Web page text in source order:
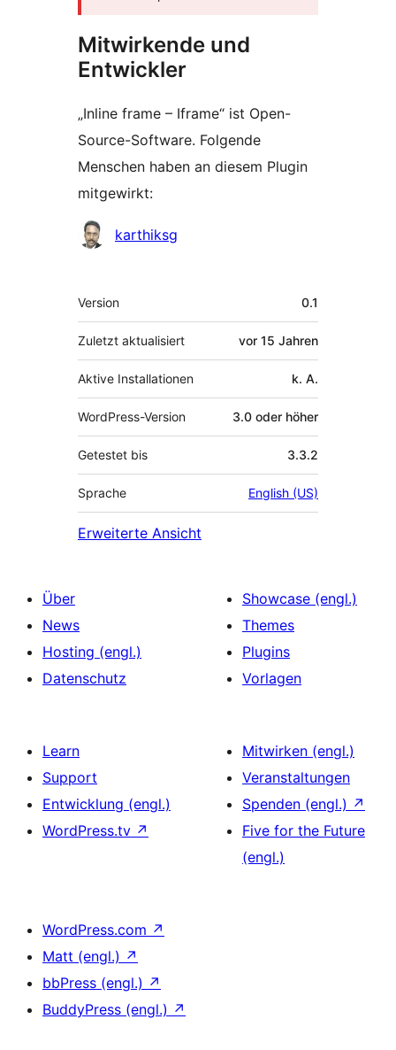
Mitwirkende und
Entwickler
„Inline frame – Iframe“ ist Open-
Source-Software. Folgende
Menschen haben an diesem Plugin
mitgewirkt:
Mitwirkende
karthiksg
Meta
Version 0.1
Zuletzt aktualisiert vor 15 Jahren
Aktive Installationen k. A.
WordPress-Version 3.0 oder höher
Getestet bis 3.3.2
Sprache English (US)
Erweiterte Ansicht
Über
News
Hosting (engl.)
Datenschutz
Showcase (engl.)
Themes
Plugins
Vorlagen
Learn
Support
Entwicklung (engl.)
WordPress.tv ↗
Mitwirken (engl.)
Veranstaltungen
Spenden (engl.) ↗
Five for the Future
(engl.)
WordPress.com ↗
Matt (engl.) ↗
bbPress (engl.) ↗
BuddyPress (engl.) ↗